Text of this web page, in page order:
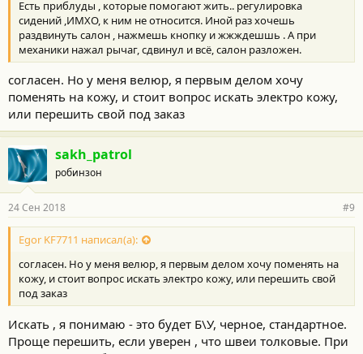
и
:
Есть приблуды , которые помогают жить.. регулировка
сидений ,ИМХО, к ним не относится. Иной раз хочешь
раздвинуть салон , нажмешь кнопку и жжждешшь . А при
механики нажал рычаг, сдвинул и всё, салон разложен.
согласен. Но у меня велюр, я первым делом хочу
поменять на кожу, и стоит вопрос искать электро кожу,
или перешить свой под заказ
sakh_patrol
робинзон
24 Сен 2018 #9
Egor KF7711 написал(а):
согласен. Но у меня велюр, я первым делом хочу поменять на
кожу, и стоит вопрос искать электро кожу, или перешить свой
под заказ
Искать , я понимаю - это будет Б\У, черное, стандартное.
Проще перешить, если уверен , что швеи толковые. При